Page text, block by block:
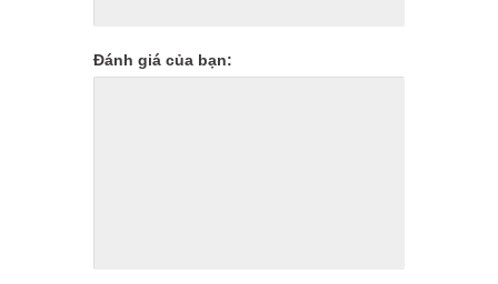
Đánh giá của bạn: